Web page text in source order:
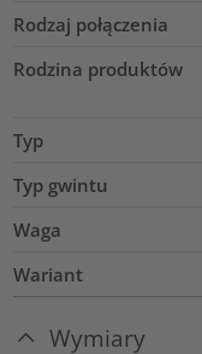
Rodzaj połączenia
Rodzina produktów
Typ
Typ gwintu
Waga
Wariant
Wymiary